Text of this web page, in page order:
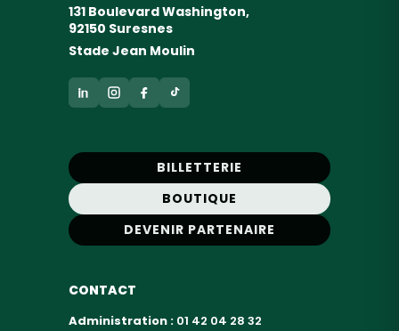
131 Boulevard Washington,
92150 Suresnes
Stade Jean Moulin
BILLETTERIE
BOUTIQUE
DEVENIR PARTENAIRE
CONTACT
Administration : 01 42 04 28 32